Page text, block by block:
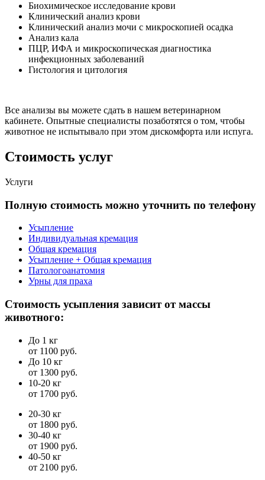
Биохимическое исследование крови
Клинический анализ крови
Клинический анализ мочи с микроскопией осадка
Анализ кала
ПЦР, ИФА и микроскопическая диагностика
инфекционных заболеваний
Гистология и цитология
Все анализы вы можете сдать в нашем ветеринарном
кабинете. Опытные специалисты позаботятся о том, чтобы
животное не испытывало при этом дискомфорта или испуга.
Стоимость услуг
Услуги
Полную стоимость можно уточнить по телефону
Усыпление
Индивидуальная кремация
Общая кремация
Усыпление + Общая кремация
Патологоанатомия
Урны для праха
Стоимость усыпления зависит от массы
животного:
До 1 кг
от 1100 руб.
До 10 кг
от 1300 руб.
10-20 кг
от 1700 руб.
20-30 кг
от 1800 руб.
30-40 кг
от 1900 руб.
40-50 кг
от 2100 руб.